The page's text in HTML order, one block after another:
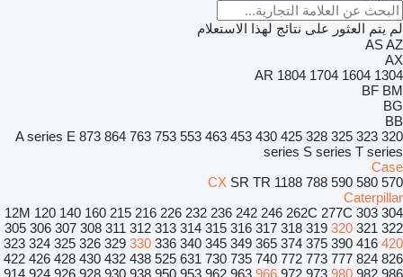
لم يتم العثور على نتائج لهذا الاستعلام
ASAZ
AX
1304
1604
1704
1804
AR
BF BM
BG
BB
320
323
325
328
425
430
453
463
553
753
763
864
873
A series E
series S series T series
Case
570
580
590
788
1188
CX SR TR
Caterpillar
12M 120 140 160 215 216 226 232 236 242 246 262C 277C 303 304
305 306 307 308 311 312 313 314 315 316 317 318 319 320 321 322
323 324 325 326 329 330 336 340 345 349 365 374 375 390 416 420
422 426 428 430 432 438 525 631 730 735 740 772 773 777 824 826
914 924 926 928 930 938 950 953 962 963 966 972 973 980 982 986